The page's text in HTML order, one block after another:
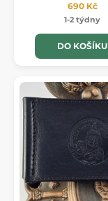
690 Kč
1-2 týdny
DO KOŠÍKU